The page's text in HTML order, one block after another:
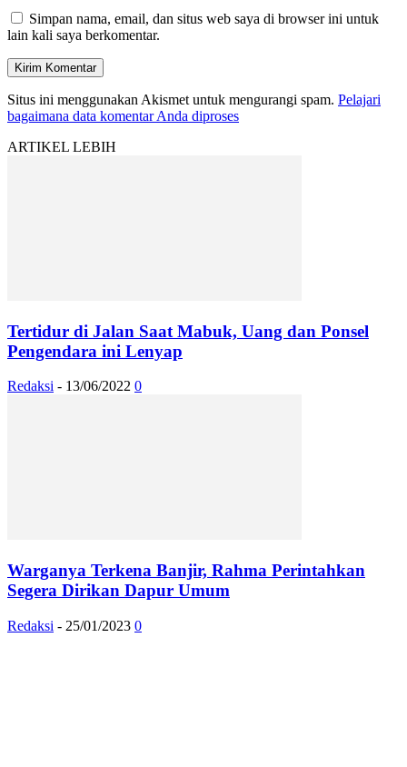
Simpan nama, email, dan situs web saya di browser ini untuk
lain kali saya berkomentar.
Situs ini menggunakan Akismet untuk mengurangi spam. Pelajari
bagaimana data komentar Anda diproses
ARTIKEL LEBIH
Tertidur di Jalan Saat Mabuk, Uang dan Ponsel
Pengendara ini Lenyap
Redaksi - 13/06/2022 0
Warganya Terkena Banjir, Rahma Perintahkan
Segera Dirikan Dapur Umum
Redaksi - 25/01/2023 0